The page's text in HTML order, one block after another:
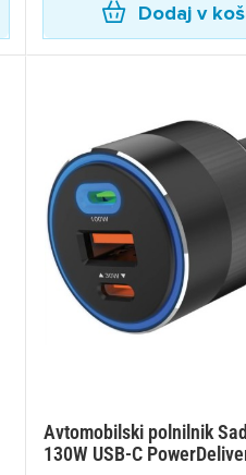
Dodaj v
Avtomobilski polnilnik
130W USB-C
Prijava
Za dodajanje na
Prekliči